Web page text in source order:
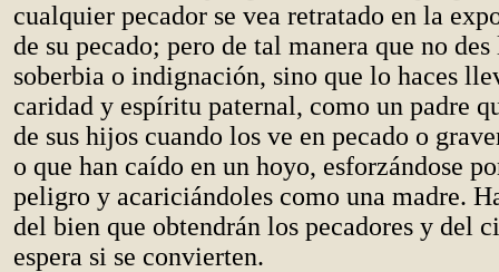
cualquier pecador se vea retratado en la
de su pecado; pero de tal manera que no
soberbia o indignación, sino que lo haces
caridad y espíritu paternal, como un padre
de sus hijos cuando los ve en pecado o
o que han caído en un hoyo, esforzándose
peligro y acariciándoles como una madre.
del bien que obtendrán los pecadores y del
espera si se convierten.